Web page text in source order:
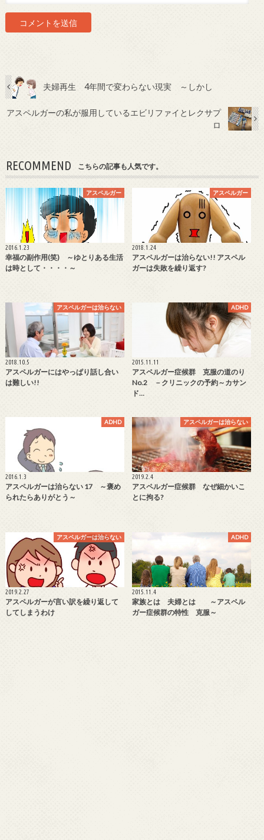
夫婦再生 4年間で変わらない現実 ～しかし
アスペルガーの私が服用しているエビリファイとレクサプ
ロ
RECOMMEND こちらの記事も人気です。
アスペルガー
2016.1.23
幸福の副作用(笑) ～ゆとりある生活
は時として・・・・～
アスペルガー
2018.1.24
アスペルガーは治らない!! アスペル
ガーは失敗を繰り返す?
アスペルガーは治らない
2018.10.5
アスペルガーにはやっぱり話し合い
は難しい!!
ADHD
2015.11.11
アスペルガー症候群 克服の道のり
No.2 －クリニックの予約～カサン
ド…
ADHD
2016.1.3
アスペルガーは治らない 17 ～褒め
られたらありがとう～
アスペルガーは治らない
2019.2.4
アスペルガー症候群 なぜ細かいこ
とに拘る?
アスペルガーは治らない
2019.2.27
アスペルガーが言い訳を繰り返して
してしまうわけ
ADHD
2015.11.4
家族とは 夫婦とは ～アスペル
ガー症候群の特性 克服～